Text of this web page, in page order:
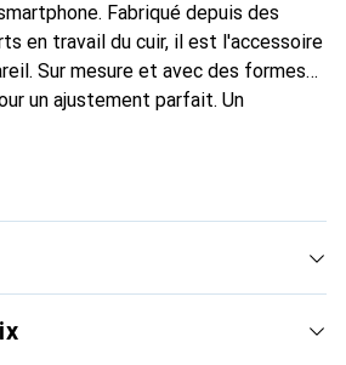
Fabriqué depuis des
en travail du cuir, il est l'accessoire
Sur mesure et avec des formes
un ajustement parfait. Un
Noreve est reconnue
excellent choix pour le client